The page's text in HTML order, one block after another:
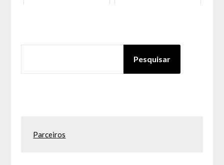
Pesquisar
Parceiros